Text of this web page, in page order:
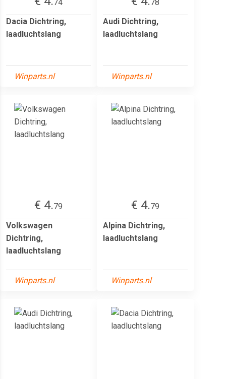
74
Dacia Dichtring,
laadluchtslang
Winparts.nl
78
Audi Dichtring,
laadluchtslang
Winparts.nl
€ 4.79
Volkswagen
Dichtring,
laadluchtslang
Winparts.nl
€ 4.79
Alpina Dichtring,
laadluchtslang
Winparts.nl